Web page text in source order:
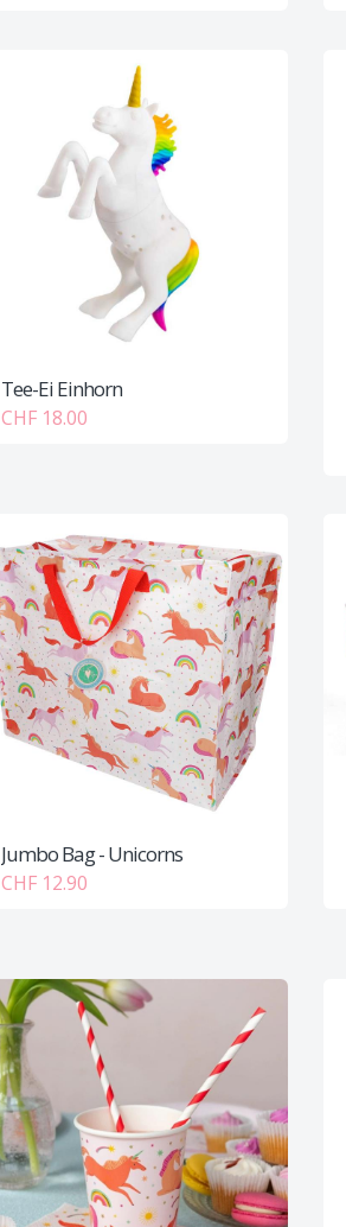
Tee-Ei Einhorn
CHF 18.00
Jumbo Bag - Unicorns
CHF 12.90